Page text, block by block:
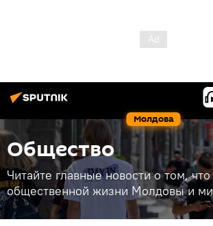
Молдова
Общество
Читайте главные новости о том,
общественной жизни Молдовы и